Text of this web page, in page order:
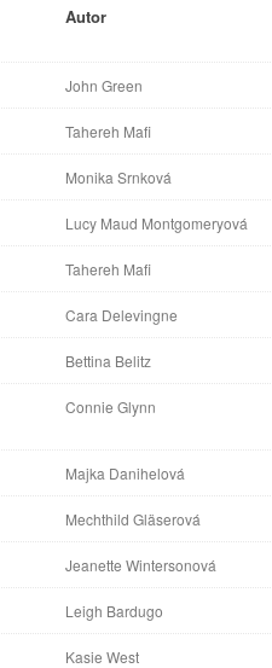
Autor
John Green
Tahereh Mafi
Monika Srnková
Lucy Maud Montgomeryová
Tahereh Mafi
Cara Delevingne
Bettina Belitz
Connie Glynn
Majka Danihelová
Mechthild Gläserová
Jeanette Wintersonová
Leigh Bardugo
Kasie West